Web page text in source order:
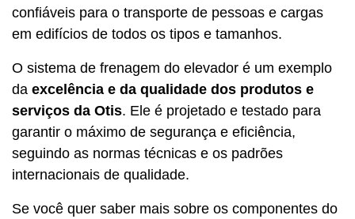
confiáveis para o transporte de pessoas e cargas
em edifícios de todos os tipos e tamanhos.
O sistema de frenagem do elevador é um exemplo
da excelência e da qualidade dos produtos e
serviços da Otis. Ele é projetado e testado para
garantir o máximo de segurança e eficiência,
seguindo as normas técnicas e os padrões
internacionais de qualidade.
Se você quer saber mais sobre os componentes do